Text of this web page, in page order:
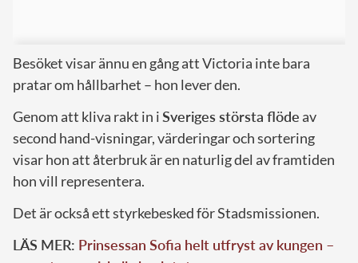
Besöket visar ännu en gång att Victoria inte bara
pratar om hållbarhet – hon lever den.
Genom att kliva rakt in iSveriges största flöde av
second hand-visningar, värderingar och sortering
visar hon att återbruk är en naturlig del av framtiden
hon vill representera.
Det är också ett styrkebesked för Stadsmissionen.
LÄS MER: Prinsessan Sofia helt utfryst av kungen –